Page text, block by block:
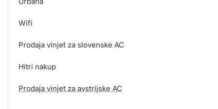
Wifi
Prodaja vinjet za slovenske AC
Hitri nakup
Prodaja vinjet za avstrijske AC